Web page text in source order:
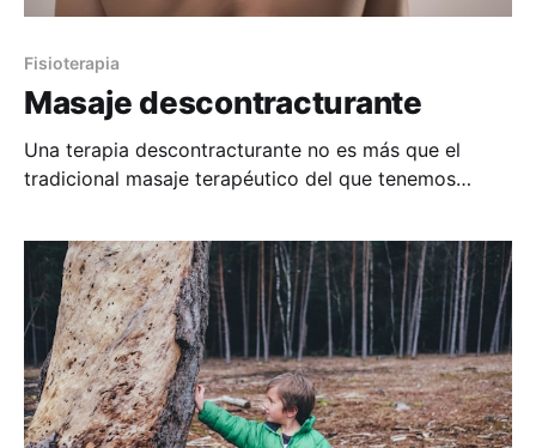
Fisioterapia
Masaje descontracturante
Una terapia descontracturante no es más que el
tradicional masaje terapéutico del que tenemos
puede realizar con más o menos acierto, pero
practicado por profesionales. Y aquí radica la
diferencia entre años de estudio de la estructura
corporal y su funcionamiento combinado